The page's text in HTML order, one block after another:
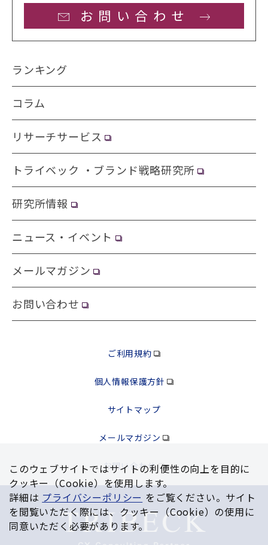
お問い合わせ
ランキング
コラム
リサーチサービス
トライベック ・ブランド戦略研究所
研究所情報
ニュース・イベント
メールマガジン
お問い合わせ
ご利用規約
個人情報保護方針
サイトマップ
メールマガジン
お問い合わせ
このウェブサイトではサイトの利便性の向上を⽬的に
クッキー（Cookie）を使⽤します。
詳細は プライバシーポリシー をご覧ください。サイト
を閲覧いただく際には、クッキー（Cookie）の使⽤に
同意いただく必要があります。